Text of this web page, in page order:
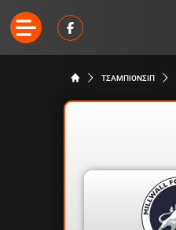
ΤΣΑΜΠΙΟΝΣΙΠ